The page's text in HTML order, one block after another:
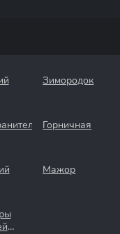
Зимородок
Горничная
Мажор